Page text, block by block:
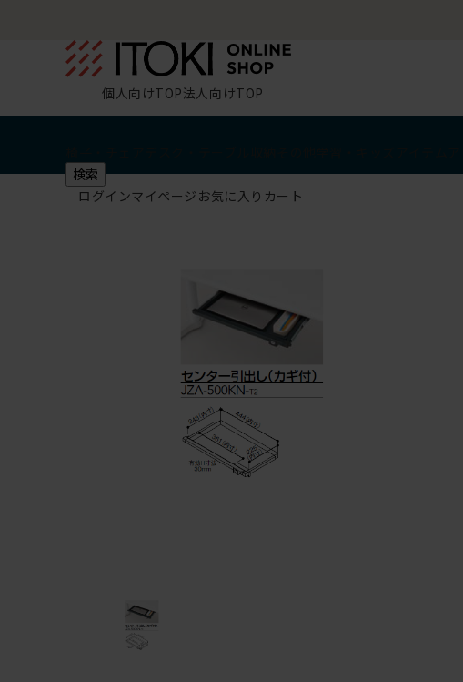
個人向けTOP法人向けTOP
検索
ログインマイページ お気に入り カート